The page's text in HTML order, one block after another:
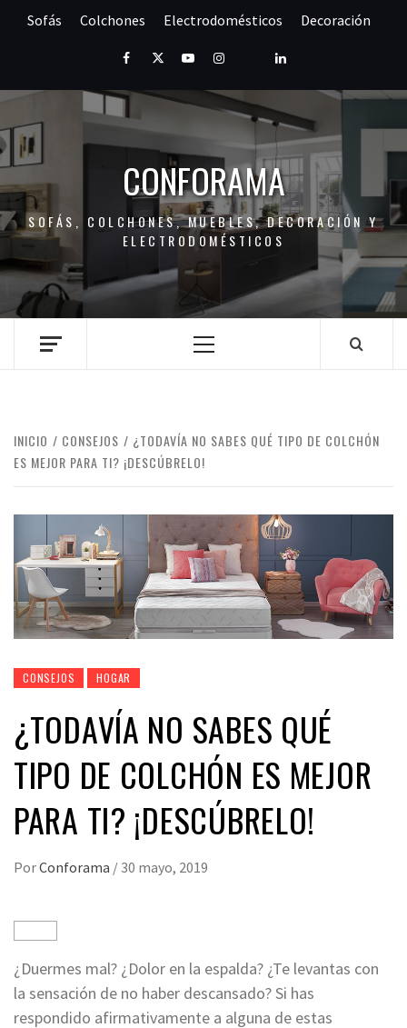
Sofás Colchones Electrodomésticos Decoración
FacebookTwitterYoutubeInstagramPinterestLinkedIn
CONFORAMA
SOFÁS, COLCHONES, MUEBLES, DECORACIÓN Y
ELECTRODOMÉSTICOS
Menú
INICIO CONSEJOS
¿TODAVÍA NO SABES QUÉ TIPO DE COLCHÓN
ES MEJOR PARA TI? ¡DESCÚBRELO!
CONSEJOS HOGAR
¿TODAVÍA NO SABES QUÉ
TIPO DE COLCHÓN ES MEJOR
PARA TI? ¡DESCÚBRELO!
PorConforama / 30 mayo, 2019
¿Duermes mal? ¿Dolor en la espalda? ¿Te levantas con
la sensación de no haber descansado? Si has
respondido afirmativamente a alguna de estas